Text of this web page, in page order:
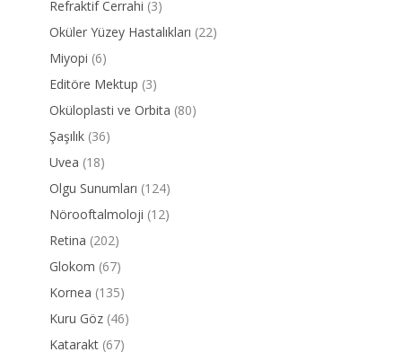
Refraktif Cerrahi (3)
Oküler Yüzey Hastalıkları (22)
Miyopi (6)
Editöre Mektup (3)
Oküloplasti ve Orbita (80)
Şaşılık (36)
Uvea (18)
Olgu Sunumları (124)
Nörooftalmoloji (12)
Retina (202)
Glokom (67)
Kornea (135)
Kuru Göz (46)
Katarakt (67)